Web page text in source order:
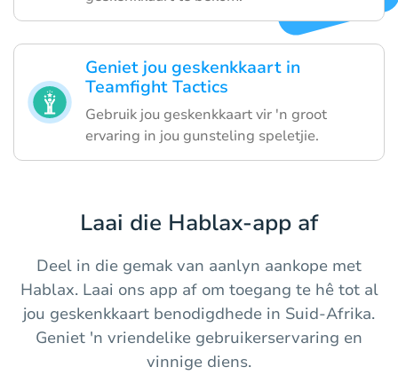
Geniet jou geskenkkaart in
Teamfight Tactics
Gebruik jou geskenkkaart vir 'n groot
ervaring in jou gunsteling speletjie.
Laai die Hablax-app af
Deel in die gemak van aanlyn aankope met
Hablax. Laai ons app af om toegang te hê tot al
jou geskenkkaart benodigdhede in Suid-Afrika.
Geniet 'n vriendelike gebruikerservaring en
vinnige diens.